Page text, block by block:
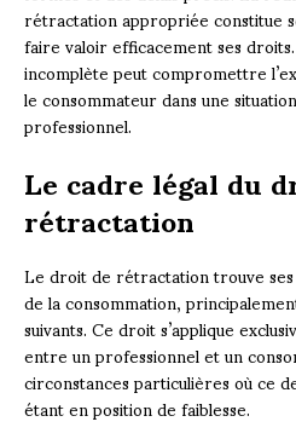
rétractation appropriée constitue
faire valoir efficacement ses
incomplète peut compromettre
le consommateur dans une
professionnel.
Le cadre légal du
rétractation
Le droit de rétractation trouve
de la consommation,
suivants. Ce droit s’applique
entre un professionnel et un
circonstances particulières où ce
étant en position de faiblesse.